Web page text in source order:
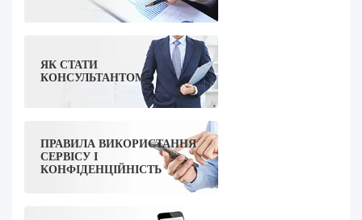
ЯК СТАТИ
КОНСУЛЬТАНТОМ
ПРАВИЛА ВИКОРИСТАННЯ
СЕРВІСУ І
КОНФІДЕНЦІЙНІСТЬ